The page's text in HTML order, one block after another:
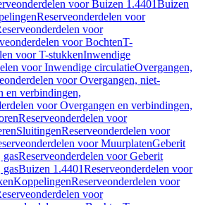
voor Buizen 1.4401Buizen
Reserveonderdelen voor
voor
voor BochtenT-
voor T-stukkenInwendige
voor Inwendige circulatieOvergangen,
voor Overgangen, niet-
en verbindingen,
voor Overgangen en verbindingen,
Reserveonderdelen voor
SluitingenReserveonderdelen voor
voor MuurplatenGeberit
gasReserveonderdelen voor Geberit
gasBuizen 1.4401Reserveonderdelen voor
KoppelingenReserveonderdelen voor
voor